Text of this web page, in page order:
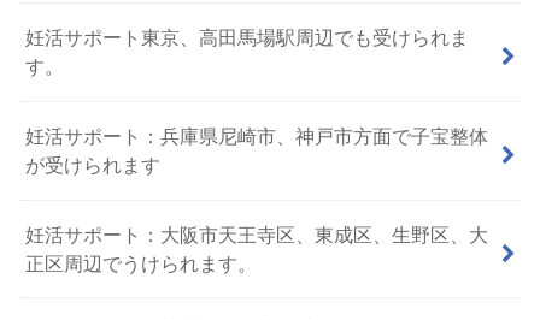
妊活サポート東京、高田馬場駅周辺でも受けられま
す。
妊活サポート：兵庫県尼崎市、神戸市方面で子宝整体
が受けられます
妊活サポート：大阪市天王寺区、東成区、生野区、大
正区周辺でうけられます。